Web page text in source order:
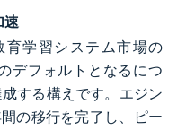
速
育学習システム市場の
デフォルトとなるにつ
成する構えです。エジン
の移行を完了し、ピー